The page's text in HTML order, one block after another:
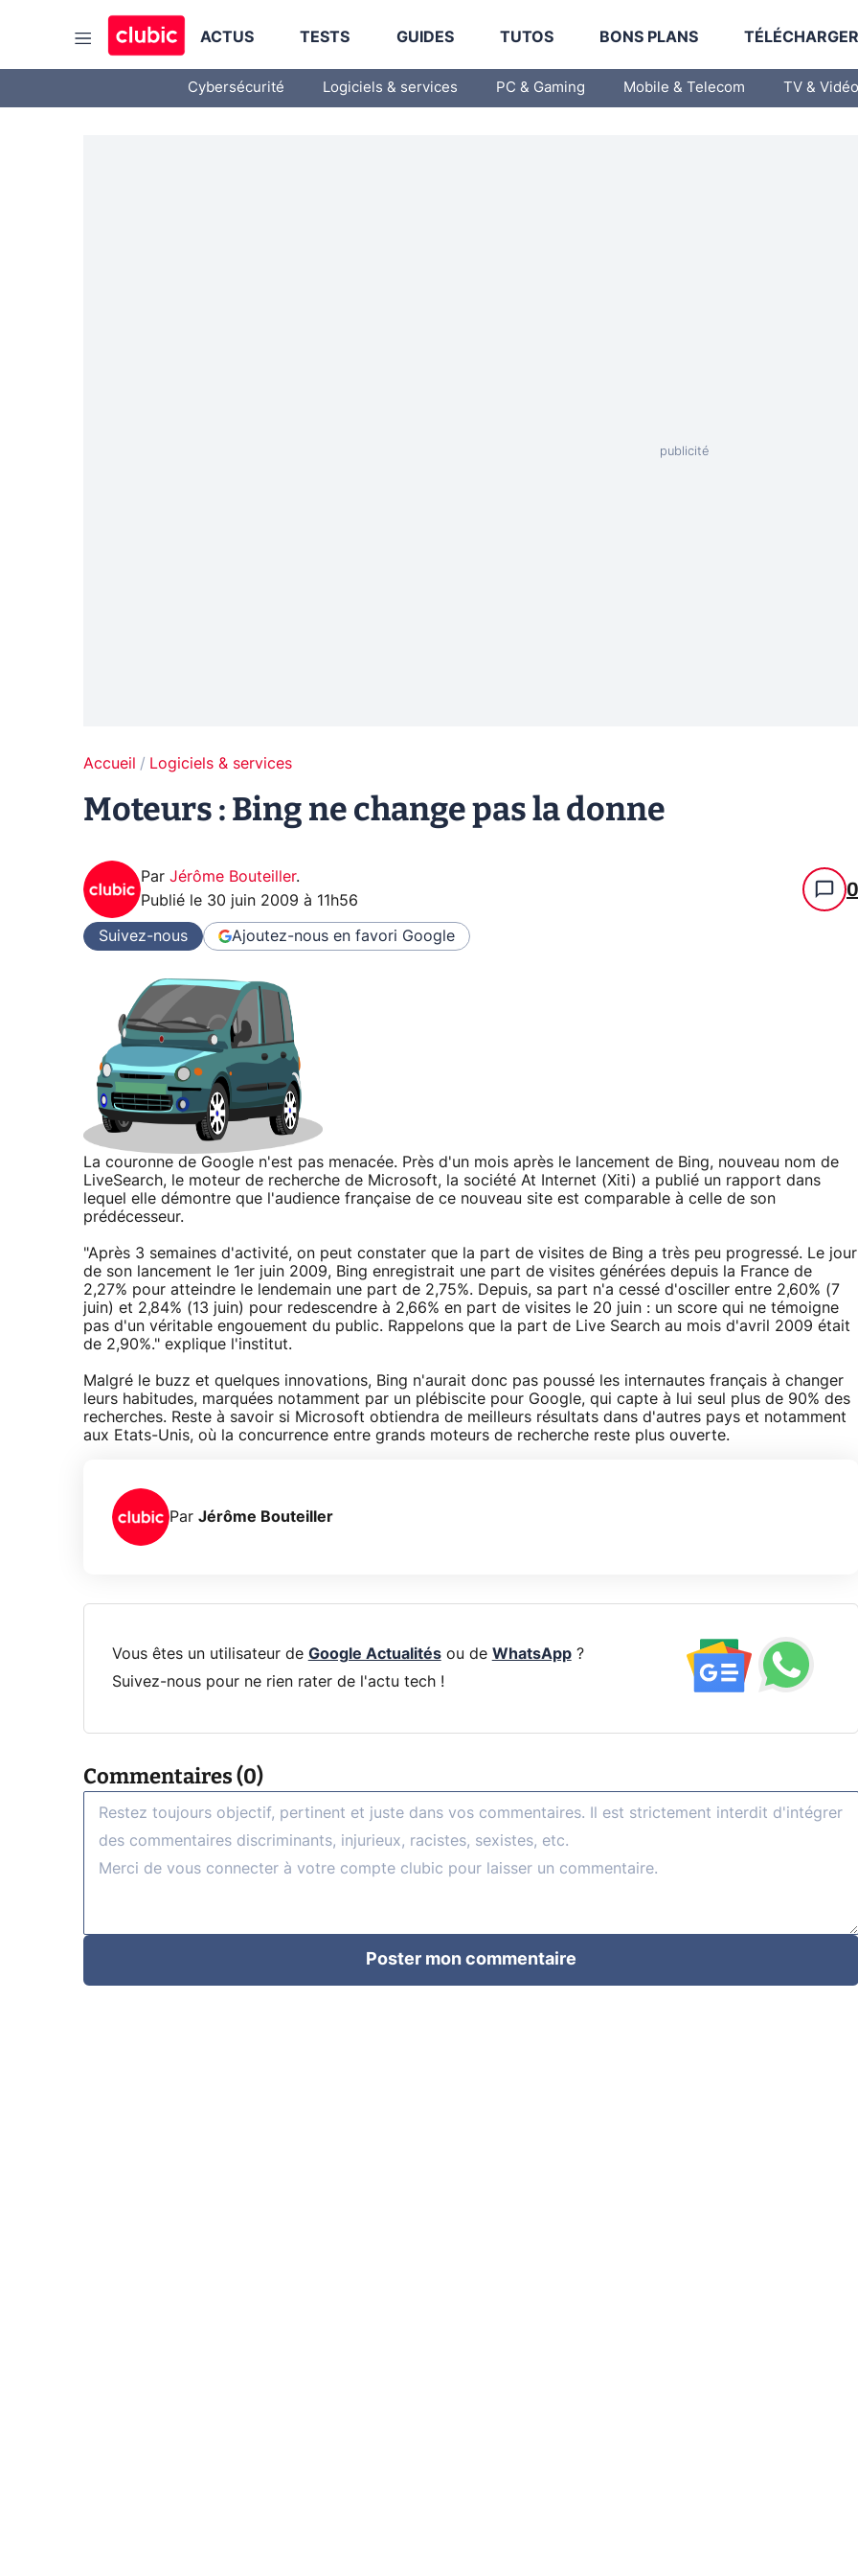
ACTUS TESTS GUIDES TUTOS BONS PLANS
Cybersécurité Logiciels & services PC & Gaming Mobile & Telecom TV & Vidéo
Accueil Logiciels & services
Moteurs : Bing ne change pas la donne
Par Jérôme Bouteiller.
Publié le 30 juin 2009 à 11h56 0
Suivez-nous Ajoutez-nous en favori Google
La couronne de Google n'est pas menacée. Près d'un mois après le lancement de Bing, nouveau nom de
LiveSearch, le moteur de recherche de Microsoft, la société At Internet (Xiti) a publié un rapport dans
lequel elle démontre que l'audience française de ce nouveau site est comparable à celle de son
prédécesseur.
"Après 3 semaines d'activité, on peut constater que la part de visites de Bing a très peu progressé. Le jour
de son lancement le 1er juin 2009, Bing enregistrait une part de visites générées depuis la France de
2,27% pour atteindre le lendemain une part de 2,75%. Depuis, sa part n'a cessé d'osciller entre 2,60% (7
juin) et 2,84% (13 juin) pour redescendre à 2,66% en part de visites le 20 juin : un score qui ne témoigne
pas d'un véritable engouement du public. Rappelons que la part de Live Search au mois d'avril 2009 était
de 2,90%." explique l'institut.
Malgré le buzz et quelques innovations, Bing n'aurait donc pas poussé les internautes français à changer
leurs habitudes, marquées notamment par un plébiscite pour Google, qui capte à lui seul plus de 90% des
recherches. Reste à savoir si Microsoft obtiendra de meilleurs résultats dans d'autres pays et notamment
aux Etats-Unis, où la concurrence entre grands moteurs de recherche reste plus ouverte.
Par Jérôme Bouteiller
Vous êtes un utilisateur de Google Actualitésou de WhatsApp?
Suivez-nous pour ne rien rater de l'actu tech !
Commentaires (0)
Poster mon commentaire